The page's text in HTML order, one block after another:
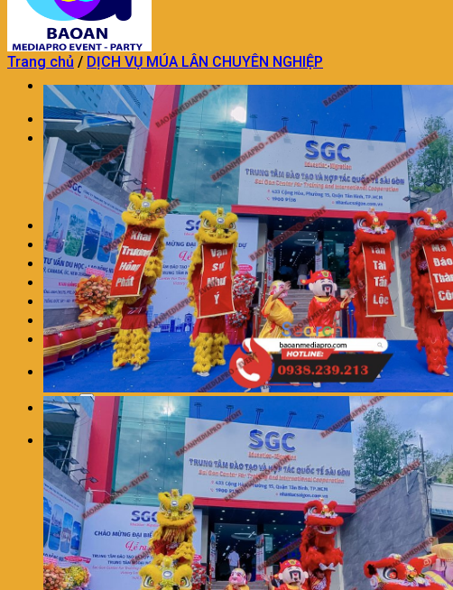
Trang chủ
TỔ CHỨC SỰ KIỆN
TỔ CHỨC SỰ KIỆN KHAI TRƯƠNG
DỊCH VỤ TỔ CHỨC SINH NHẬT
DỊCH VỤ TỔ CHỨC TRUNG THU
TỔ CHỨC SỰ KIỆN TRON GÓI KHÁC
TRANG TRÍ THÔI NÔI SINH NHẬT
DỊCH VỤ MÚA LÂN CHUYÊN NGHIỆP
DỊCH VỤ TRANG TRÍ KHAI TRƯƠNG
DỊCH VỤ NHÂN SỰ SỰ KIỆN
CHO THUÊ ÂM THANH ÁNH SÁNG
LIÊN HỆ
BÁO GIÁ
0
Giỏ hàng
Chưa có sản phẩm trong giỏ hàng.
Trang chủ / DỊCH VỤ MÚA LÂN CHUYÊN NGHIỆP